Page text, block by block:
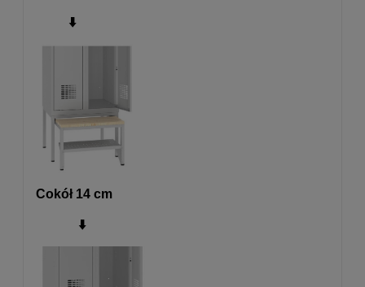
⬇️
Cokół 14 cm
⬇️